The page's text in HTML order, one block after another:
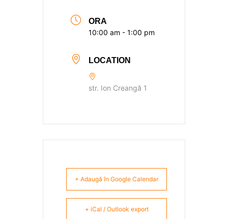
ORA
10:00 am - 1:00 pm
LOCATION
str. Ion Creangă 1
+ Adaugă în Google Calendar
+ iCal / Outlook export